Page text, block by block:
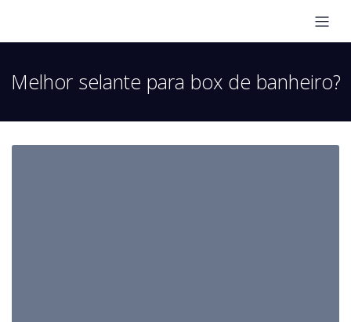
Melhor selante para box de banheiro?